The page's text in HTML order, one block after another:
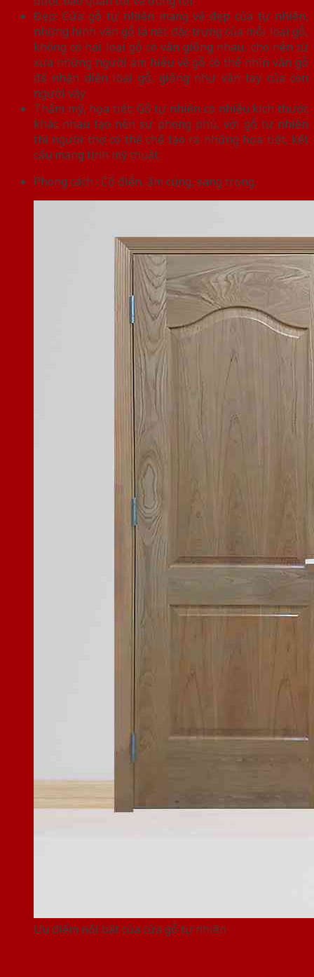
Đẹp: Cửa gỗ tự nhiên mang vẻ đẹp của tự nhiên,
những hình vân gỗ là nét đặc trưng của mỗi loại gỗ,
không có hai loại gỗ có vân giống nhau, cho nên từ
xưa những người am hiểu về gỗ có thể nhìn vân gỗ
để nhận diện loại gỗ, giống như vân tay của con
người vậy
Thẩm mỹ, họa tiết: Gỗ tự nhiên có nhiều kích thước
khác nhau tạo nên sự phong phú, với gỗ tự nhiên
thì người thợ có thể chế tạo ra những họa tiết, kết
cấu mang tính mỹ thuật.
Phong cách : Cổ điển, ấm cúng, sang trọng.
Ưu điểm nổi bật của cửa gỗ tự nhiên